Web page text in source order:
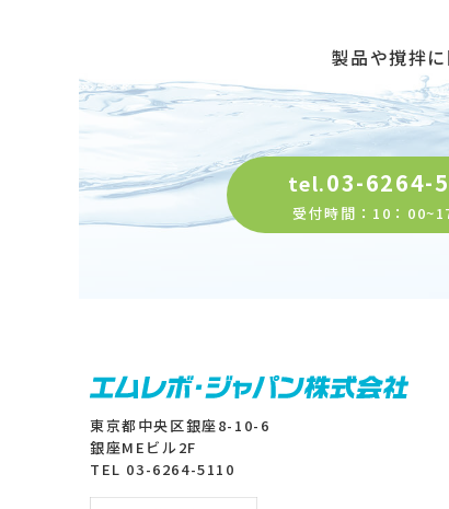
製品や撹拌
tel.03-6264-
受付時間：10：
東京都中央区銀座8-10-6
銀座MEビル2F
TEL 03-6264-5110